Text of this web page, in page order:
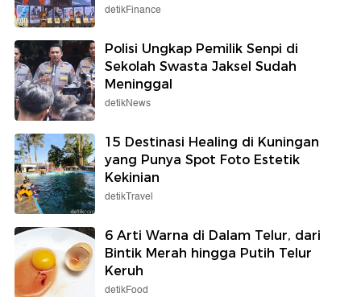
detikFinance
Polisi Ungkap Pemilik Senpi di
Sekolah Swasta Jaksel Sudah
Meninggal
detikNews
15 Destinasi Healing di Kuningan
yang Punya Spot Foto Estetik
Kekinian
detikTravel
6 Arti Warna di Dalam Telur, dari
Bintik Merah hingga Putih Telur
Keruh
detikFood